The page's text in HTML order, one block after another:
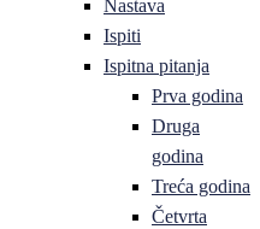
Nastava
Ispiti
Ispitna pitanja
Prva godina
Druga
godina
Treća godina
Četvrta